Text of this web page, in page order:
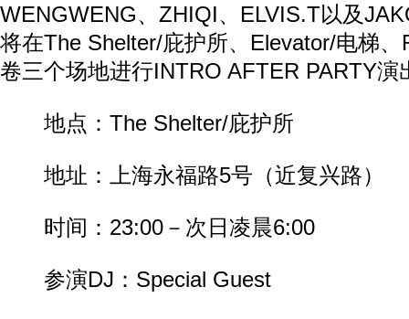
WENGWENG、ZHIQI、ELVIS.T以及
将在The Shelter/庇护所、Elevator/电梯、
卷三个场地进行INTRO AFTER PARTY演
地点：The Shelter/庇护所
地址：上海永福路5号（近复兴路）
时间：23:00－次日凌晨6:00
参演DJ：Special Guest